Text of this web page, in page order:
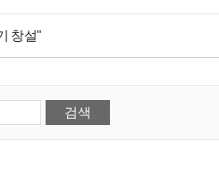
창설"